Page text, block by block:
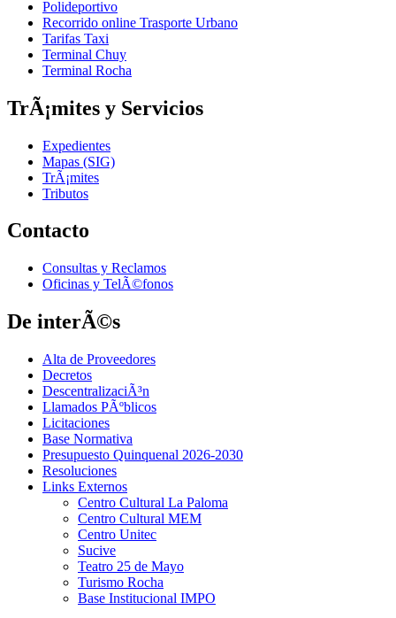
Polideportivo
Recorrido online Trasporte Urbano
Tarifas Taxi
Terminal Chuy
Terminal Rocha
TrÃ¡mites y Servicios
Expedientes
Mapas (SIG)
TrÃ¡mites
Tributos
Contacto
Consultas y Reclamos
Oficinas y TelÃ©fonos
De interÃ©s
Alta de Proveedores
Decretos
DescentralizaciÃ³n
Llamados PÃºblicos
Licitaciones
Base Normativa
Presupuesto Quinquenal 2026-2030
Resoluciones
Links Externos
Centro Cultural La Paloma
Centro Cultural MEM
Centro Unitec
Sucive
Teatro 25 de Mayo
Turismo Rocha
Base Institucional IMPO